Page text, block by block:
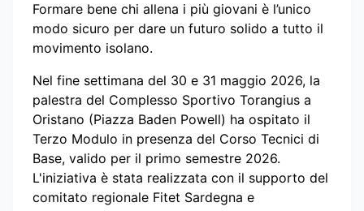
Formare bene chi allena i più giovani è l’unico
modo sicuro per dare un futuro solido a tutto il
movimento isolano.
Nel fine settimana del 30 e 31 maggio 2026, la
palestra del Complesso Sportivo Torangius a
Oristano (Piazza Baden Powell) ha ospitato il
Terzo Modulo in presenza del Corso Tecnici di
Base, valido per il primo semestre 2026.
L'iniziativa è stata realizzata con il supporto del
comitato regionale Fitet Sardegna e